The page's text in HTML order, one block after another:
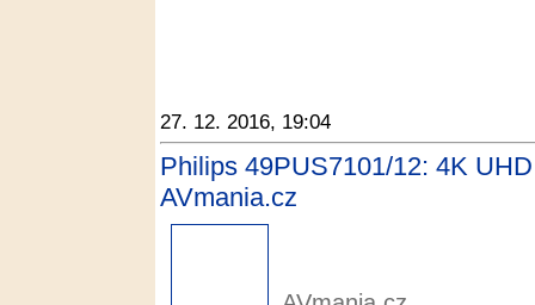
27. 12. 2016, 19:04
Philips 49PUS7101/12: 4K
AVmania.cz